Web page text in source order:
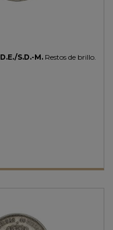
D.E./S.D.-M. Restos de brillo.